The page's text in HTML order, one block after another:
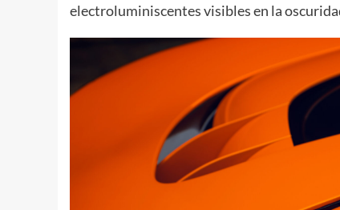
electroluminiscentes visibles en la